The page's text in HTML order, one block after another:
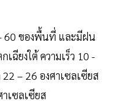
60 ของพื้นที่ และมีฝน
ฉียงใต้ ความเร็ว 10 -
– 26 องศาเซลเซียส
เซลเซียส